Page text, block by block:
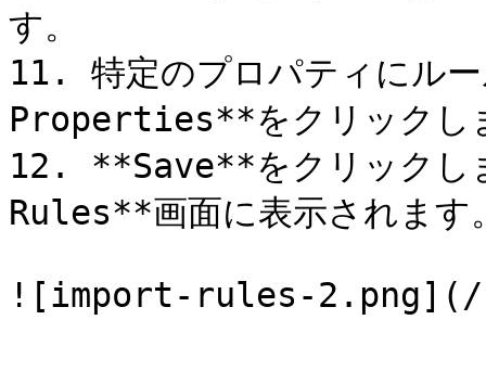
す。
11. 特定のプロパティにル
Properties**をクリックし
12. **Save**をクリック
Rules**画面に表示されます